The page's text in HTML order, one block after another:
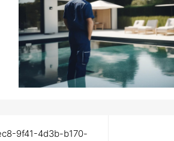
9f41-4d3b-b170-